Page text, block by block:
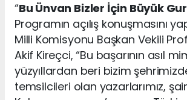
“Bu Ünvan Bizler İçin Büyük
Programın açılış konuşmasını
Milli Komisyonu Başkan Vekili
Akif Kireçci, “Bu başarının asıl
yüzyıllardan beri bizim
temsilcileri olan yazarlarımız,